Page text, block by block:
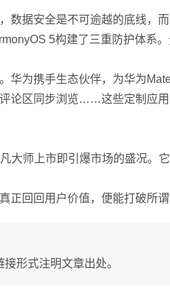
据安全是不可逾越的底线，
5构建了三重防护体系
为携手生态伙伴，为华为
论区同步浏览……这些定制应
师上市即引爆市场的盛况。
回回用户价值，便能打破所谓
形式注明文章出处。